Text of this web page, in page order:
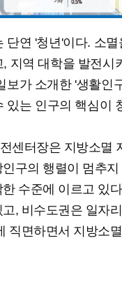
단연 '청년'이다. 소
지역 대학을 발전시
보가 소개한 '생활인
있는 인구의 핵심이
센터장은 지방소멸
구의 행렬이 멈추
수준에 이르고 있
, 비수도권은 일자
직면하면서 지방소